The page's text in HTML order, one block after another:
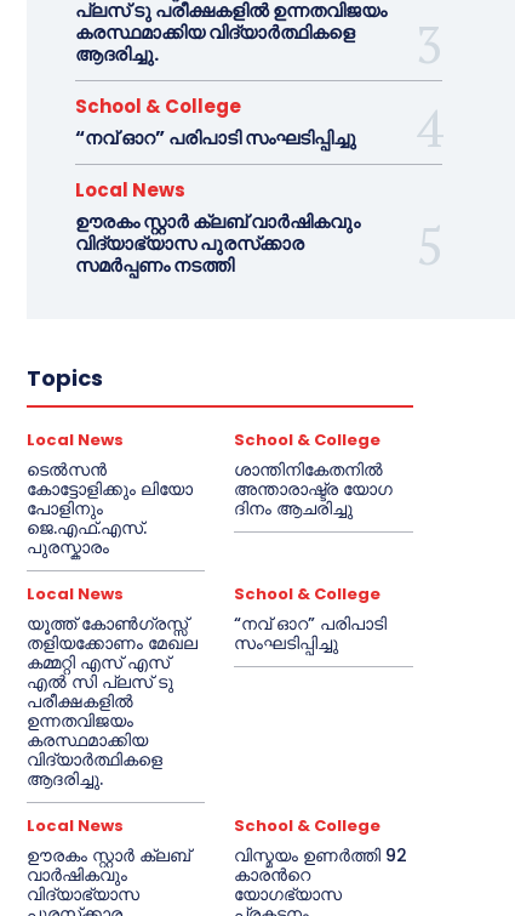
പ്ലസ് ടു പരീക്ഷകളിൽ ഉന്നതവിജയം
കരസ്ഥമാക്കിയ വിദ്യാർത്ഥികളെ
ആദരിച്ചു.
School & College
“നവ് ഓറ” പരിപാടി സംഘടിപ്പിച്ചു
Local News
ഊരകം സ്റ്റാർ ക്ലബ് വാർഷികവും
വിദ്യാഭ്യാസ പുരസ്‌ക്കാര
സമർപ്പണം നടത്തി
Topics
Local News
ടെൽസൻ
കോട്ടോളിക്കും ലിയോ
പോളിനും
ജെ.എഫ്.എസ്.
പുരസ്കാരം
School & College
ശാന്തിനികേതനിൽ
അന്താരാഷ്ട്ര യോഗ
ദിനം ആചരിച്ചു
Local News
യൂത്ത് കോൺഗ്രസ്സ്
തളിയക്കോണം മേഖല
കമ്മറ്റി എസ് എസ്
എൽ സി പ്ലസ് ടു
പരീക്ഷകളിൽ
ഉന്നതവിജയം
കരസ്ഥമാക്കിയ
വിദ്യാർത്ഥികളെ
ആദരിച്ചു.
School & College
“നവ് ഓറ” പരിപാടി
സംഘടിപ്പിച്ചു
Local News
ഊരകം സ്റ്റാർ ക്ലബ്
വാർഷികവും
വിദ്യാഭ്യാസ
School & College
വിസ്മയം ഉണർത്തി 92
കാരൻറെ
യോഗഭ്യാസ